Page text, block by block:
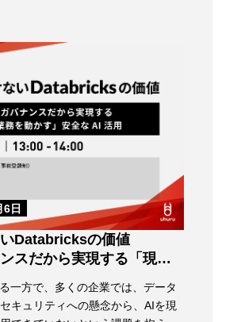
ミナーでは、フィジカルAIの最新
フルが推進する先進的な取り…
6日
Databricksの価値
スだから実現する「現場
安全なAI活用～
一方で、多くの企業では、データ
キュリティへの懸念から、AIを現